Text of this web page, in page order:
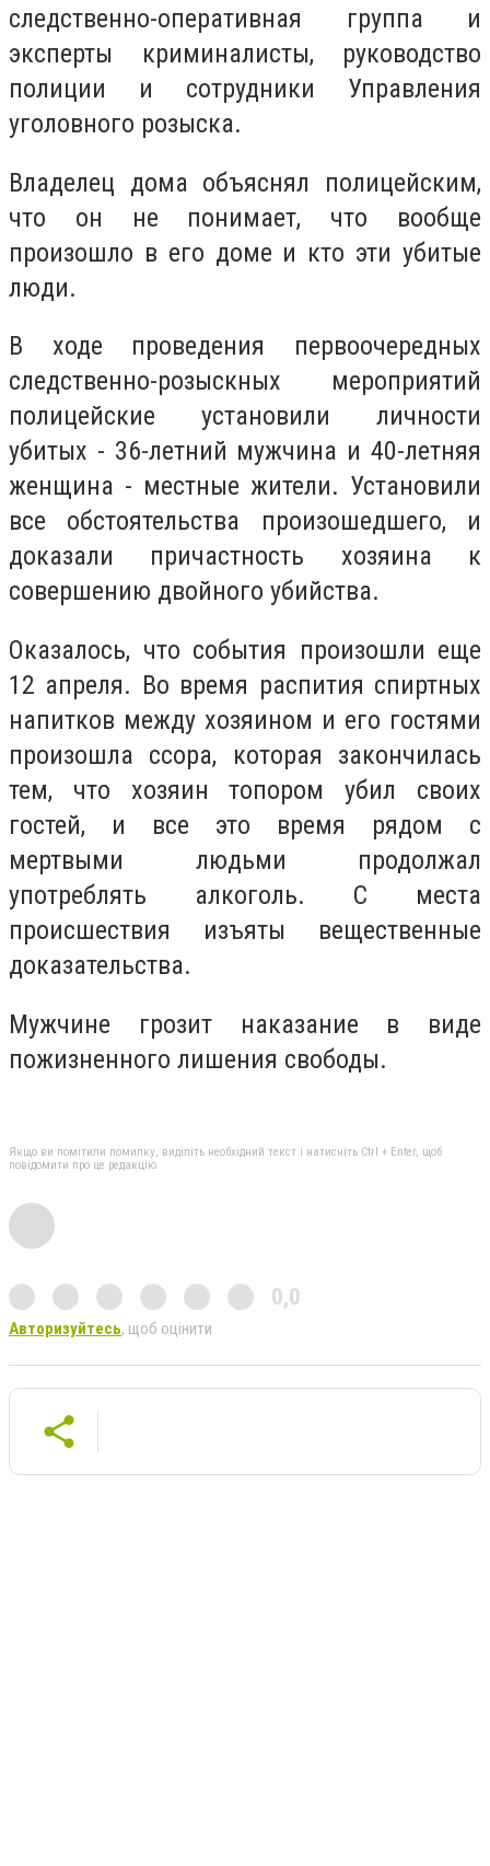
следственно-оперативная группа и
эксперты криминалисты, руководство
полиции и сотрудники Управления
уголовного розыска.
Владелец дома объяснял полицейским,
что он не понимает, что вообще
произошло в его доме и кто эти убитые
люди.
В ходе проведения первоочередных
следственно-розыскных мероприятий
полицейские установили личности
убитых - 36-летний мужчина и 40-летняя
женщина - местные жители. Установили
все обстоятельства произошедшего, и
доказали причастность хозяина к
совершению двойного убийства.
Оказалось, что события произошли еще
12 апреля. Во время распития спиртных
напитков между хозяином и его гостями
произошла ссора, которая закончилась
тем, что хозяин топором убил своих
гостей, и все это время рядом с
мертвыми людьми продолжал
употреблять алкоголь. С места
происшествия изъяты вещественные
доказательства.
Мужчине грозит наказание в виде
пожизненного лишения свободы.
Якщо ви помітили помилку, виділіть необхідний текст і натисніть Ctrl + Enter, щоб
повідомити про це редакцію
0,0
Авторизуйтесь, щоб оцінити